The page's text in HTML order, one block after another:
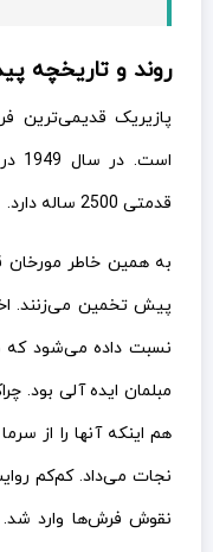
روند و تاریخچه
پازیریک قدیمی‌ترین
قدمتی 2500 ساله دارد.
پیش تخمین می‌زنند.
نسبت داده می‌شود که
مبلمان ایده آلی بود.
هم اینکه آنها را از
نجات می‌داد. کم‌کم
نقوش فرش‌ها وارد شد.